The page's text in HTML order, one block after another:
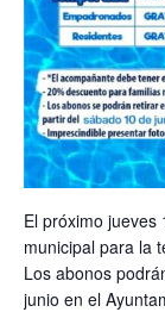
El próximo
municipal para la
Los abonos
junio en el